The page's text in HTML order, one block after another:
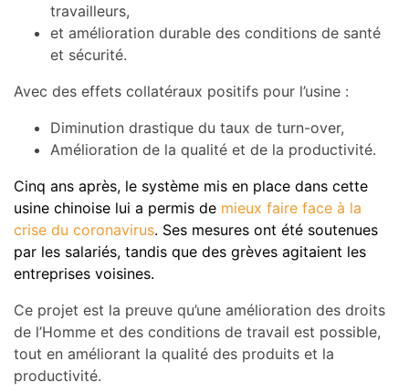
travailleurs,
et amélioration durable des conditions de santé
et sécurité.
Avec des effets collatéraux positifs pour l’usine :
Diminution drastique du taux de turn-over,
Amélioration de la qualité et de la productivité.
Cinq ans après, le système mis en place dans cette
usine chinoise lui a permis de mieux faire face à la
crise du coronavirus. Ses mesures ont été soutenues
par les salariés, tandis que des grèves agitaient les
entreprises voisines.
Ce projet est la preuve qu’une amélioration des droits
de l’Homme et des conditions de travail est possible,
tout en améliorant la qualité des produits et la
productivité.